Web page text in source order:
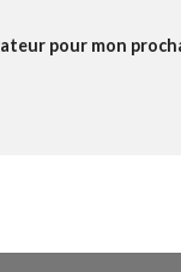
pour mon